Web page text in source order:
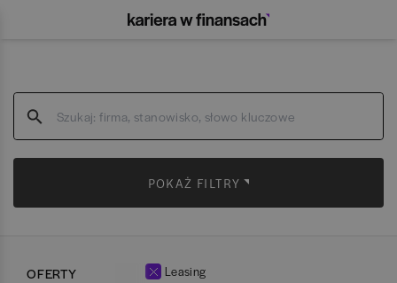
POKAŻ FILTRY
OFERTY
Leasing